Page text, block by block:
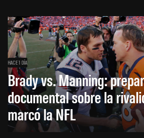
HACE 1 DÍA
Brady vs. Manning:
documental sobre la
marcó la NFL